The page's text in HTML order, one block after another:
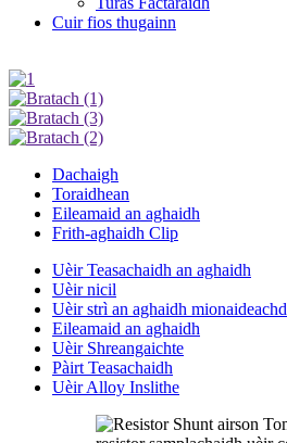
Cuir fios thugainn
Dachaigh
Toraidhean
Eileamaid an aghaidh
Frith-aghaidh Clip
Uèir Teasachaidh an aghaidh
Uèir nicil
Uèir strì an aghaidh mionaideachd
Eileamaid an aghaidh
Uèir Shreangaichte
Pàirt Teasachaidh
Uèir Alloy Inslithe